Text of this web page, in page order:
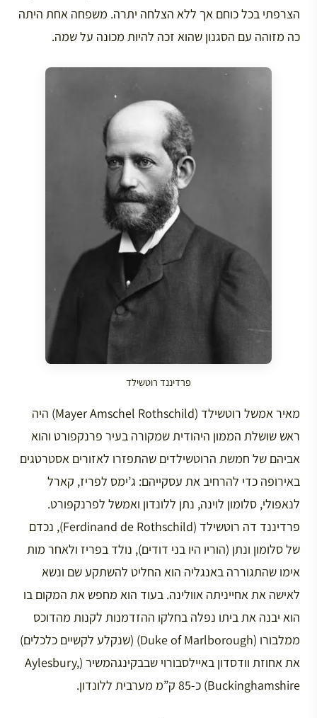
הצרפתי בכל כוחם אך ללא הצלחה יתרה. משפחה אחת היתה
כה מזוהה עם הסגנון שהוא זכה להיות מכונה על שמה.
פרדיננד רוטשילד
מאיר אמשל רוטשילד (Mayer Amschel Rothschild) היה
ראש שושלת הממון היהודית שמקורה בעיר פרנקפורט והוא
אביהם של חמשת הרוטשילדים שהתפזרו לאזורים אסטרטגים
באירופה כדי להרחיב את עסקייהם: ג’ימס לפריז, קארל
לנאפולי, סלומון לוינה, נתן ללונדון ואמשל לפרנקפורט.
פרדיננד דה רוטשילד (Ferdinand de Rothschild), נכדם
של סלומון ונתן (הוריו היו בני דודים), נולד בפריז ולאחר מות
אימו שהתגוררה באנגליה הוא החליט להשתקע שם ונשא
לאישה את אחייניתה אוולינה. בעוד הוא מחפש את המקום בו
הוא יבנה את ביתו נפלה בחלקו ההזדמנות לקנות מהדוכס
ממלבורו (Duke of Marlborough) (שנקלע לקשיים כלכלים)
את אחוזת וודסדון באיילסבורוי שבבקינגהמשיר (Aylesbury,
Buckinghamshire) כ-85 ק”מ מערבית ללונדון.